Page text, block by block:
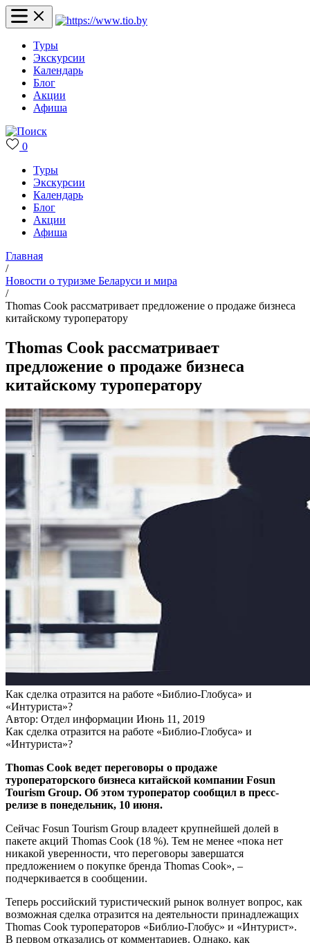
Туры
Экскурсии
Календарь
Блог
Акции
Афиша
0
Туры
Экскурсии
Календарь
Блог
Акции
Афиша
Главная
/
Новости о туризме Беларуси и мира
/
Thomas Cook рассматривает предложение о продаже бизнеса
китайскому туроператору
Thomas Cook рассматривает
предложение о продаже бизнеса
китайскому туроператору
Как сделка отразится на работе «Библио-Глобуса» и
«Интуриста»?
Автор: Отдел информации Июнь 11, 2019
Как сделка отразится на работе «Библио-Глобуса» и
«Интуриста»?
Thomas Cook ведет переговоры о продаже
туроператорского бизнеса китайской компании Fosun
Tourism Group. Об этом туроператор сообщил в пресс-
релизе в понедельник, 10 июня.
Сейчас Fosun Tourism Group владеет крупнейшей долей в
пакете акций Thomas Cook (18 %). Тем не менее «пока нет
никакой уверенности, что переговоры завершатся
предложением о покупке бренда Thomas Cook», –
подчеркивается в сообщении.
Теперь российский туристический рынок волнует вопрос, как
возможная сделка отразится на деятельности принадлежащих
Thomas Cook туроператоров «Библио-Глобус» и «Интурист».
В первом отказались от комментариев. Однако, как